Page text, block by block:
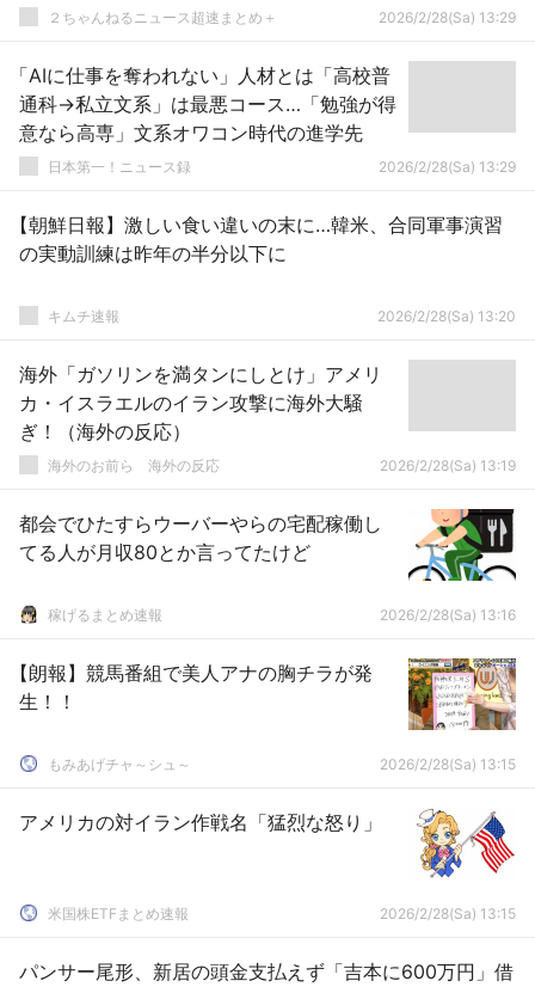
２ちゃんねるニュース超速まとめ＋ 2026/2/28(Sa) 13:29
「AIに仕事を奪われない」人材とは「高校普
通科→私立文系」は最悪コース…「勉強が得
意なら高専」文系オワコン時代の進学先
日本第一！ニュース録 2026/2/28(Sa) 13:29
【朝鮮日報】激しい食い違いの末に…韓米、合同軍事演習
の実動訓練は昨年の半分以下に
キムチ速報 2026/2/28(Sa) 13:20
海外「ガソリンを満タンにしとけ」アメリ
カ・イスラエルのイラン攻撃に海外大騒
ぎ！（海外の反応）
海外のお前ら 海外の反応 2026/2/28(Sa) 13:19
都会でひたすらウーバーやらの宅配稼働し
てる人が月収80とか言ってたけど
稼げるまとめ速報 2026/2/28(Sa) 13:16
【朗報】競馬番組で美人アナの胸チラが発
生！！
もみあげチャ～シュ～ 2026/2/28(Sa) 13:15
アメリカの対イラン作戦名「猛烈な怒り」
米国株ETFまとめ速報 2026/2/28(Sa) 13:15
パンサー尾形、新居の頭金支払えず「吉本に600万円」借